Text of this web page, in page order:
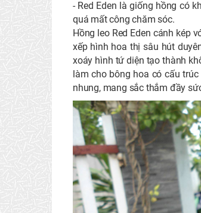
- Red Eden là giống hồng có
quá mất công chăm sóc.
Hồng leo Red Eden cánh kép
xếp hình hoa thị sâu hút
xoáy hình tứ diện tạo thành
làm cho bông hoa có cấu
nhung, mang sắc thắm đầy